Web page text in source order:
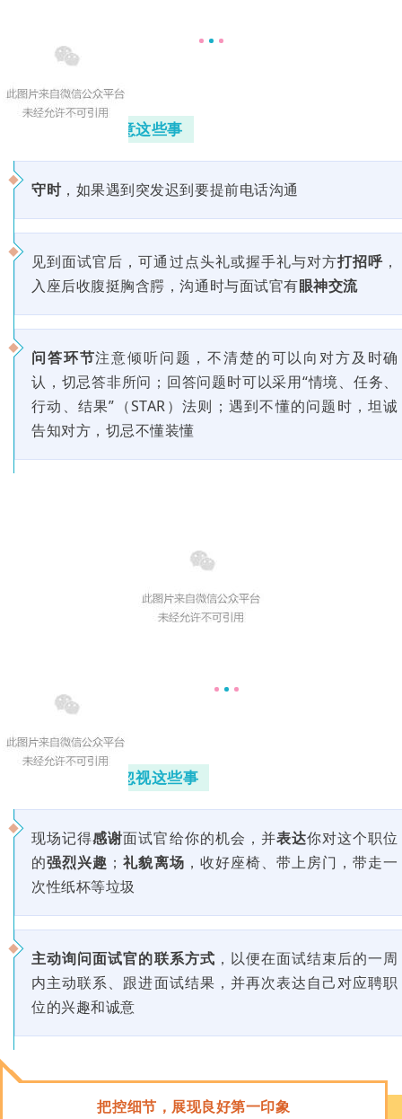
面试阶段留意这些事
守时，如果遇到突发迟到要提前电话沟通
见到面试官后，可通过点头礼或握手礼与对方打招呼 ，
入座后收腹挺胸含腭，沟通时与面试官有眼神交流
问答环节注意倾听问题，不清楚的可以向对方及时确
认，切忌答非所问；回答问题时可以采用“情境、任务、
行动、结果”（STAR）法则；遇到不懂的问题时，坦诚
告知对方，切忌不懂装懂
面试结束别忽视这些事
现场记得感谢面试官给你的机会，并表达你对这个职位
的强烈兴趣 ； 礼貌离场 ，收好座椅、带上房门，带走一
次性纸杯等垃圾
主动询问面试官的联系方式 ，以便在面试结束后的一周
内主动联系、跟进面试结果，并再次表达自己对应聘职
位的兴趣和诚意
把控细节，展现良好第一印象